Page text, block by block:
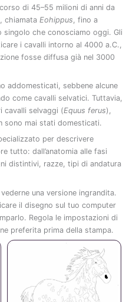
corso di 45–55 milioni di anni da
chiamata Eohippus fino a
singolo che conosciamo oggi. Gli
i cavalli intorno al 4000 a.C.,
fosse diffusa già nel 3000
addomesticati, sebbene alcune
come cavalli selvatici. Tuttavia,
cavalli selvaggi (Equus ferus),
sono mai stati domesticati.
per descrivere
tutto: dall’anatomia alle fasi
distintivi, razze, tipi di andatura
vederne una versione ingrandita.
il disegno sul tuo computer
Regola le impostazioni di
preferita prima della stampa.